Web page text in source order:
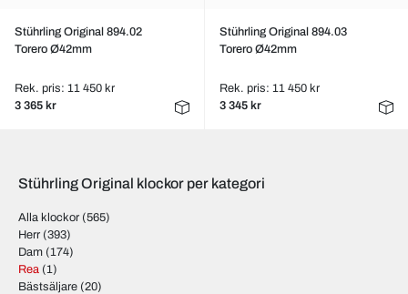
Stührling Original 894.02
Torero Ø42mm
Rek. pris: 11 450 kr
3 365 kr
Stührling Original 894.03
Torero Ø42mm
Rek. pris: 11 450 kr
3 345 kr
Stührling Original klockor per kategori
Alla klockor (565)
Herr (393)
Dam (174)
Rea (1)
Bästsäljare (20)